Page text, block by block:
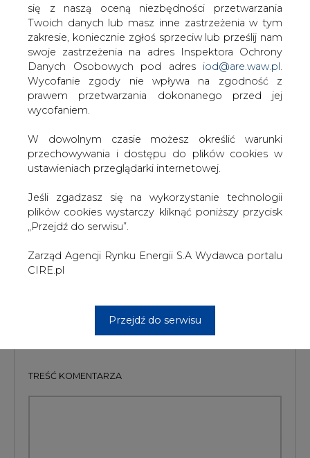
się z naszą oceną niezbędności przetwarzania
Twoich danych lub masz inne zastrzeżenia w tym
zakresie, koniecznie zgłoś sprzeciw lub prześlij nam
swoje zastrzeżenia na adres Inspektora Ochrony
Danych Osobowych pod adres iod@are.waw.pl
Wycofanie zgody nie wpływa na zgodność z
prawem przetwarzania dokonanego przed jej
wycofaniem.
W dowolnym czasie możesz określić warunki
przechowywania i dostępu do plików cookies w
ustawieniach przeglądarki internetowej.
Jeśli zgadzasz się na wykorzystanie technologii
plików cookies wystarczy kliknąć poniższy przycisk
„Przejdź do serwisu”.
Zarząd Agencji Rynku Energii S.A Wydawca portalu
CIRE.pl
Przejdź do serwisu
- System ten pozwala na dowolną częstotliwość
zakupów porcji energii – mówi Ireneusz Kulka,
wiceprezes ENERGI-OBRÓT. - Klient sam decyduje, czy
chce kupować porcję energii wystarczającą na kilka dni,
tydzień, miesiąc. To doskonałe rozwiązanie dla osób
wynajmujących mieszkania ,czy garaże lub okresowo
korzystających z domków letniskowych albo zimowych.
Obecnie produkt będzie dostępny na terenie oddziałów
w Gdańsku , w Słupsku i w Płocku, a do końca roku na
całym obszarze obsługiwanym przez Grupę ENERGA,
dostępna w I kwartale przyszłego roku.
#Energetyka #kraj
Artykuł powstał bez wsparcia narzędzi sztucznej inteligencji.
Wydawca portalu CIRE zgadza się na włączenie publikacji do
TREŚĆ KOMENTARZA